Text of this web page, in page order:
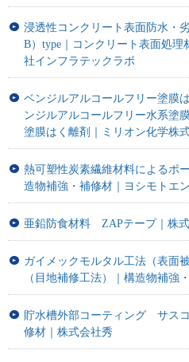
浸透性コンクリート表面防水・
B）type｜コンクリート表面処
社インフラテックラボ
ベンジルアルコールフリー塗膜
ンジルアルコールフリー水系塗
塗膜はく離剤｜ミリオン化学株
熱可塑性炭素繊維材料による
造物補強・補修材｜ヨシモトエ
亜鉛防食材料 ZAPテープ｜株
ガイメックモルタル工法（表面
（目地補修工法）｜構造物補強
貯水槽外部コーティング サス
修材｜株式会社秀